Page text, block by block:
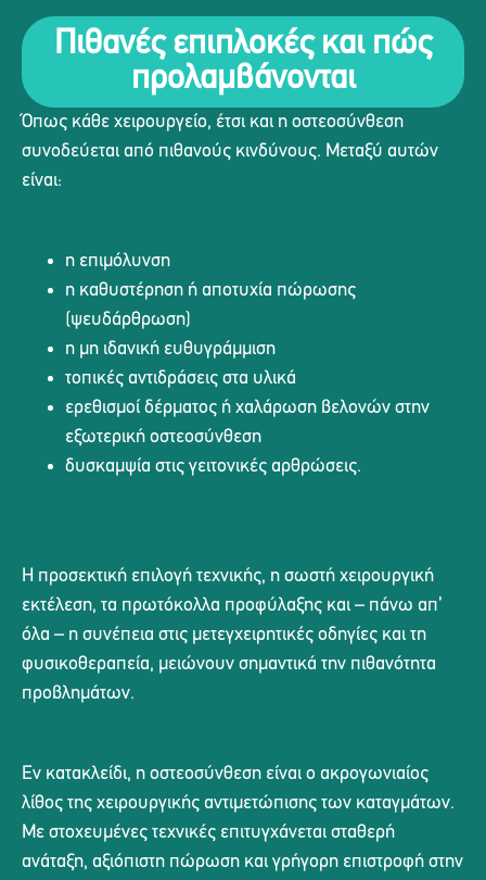
Πιθανές επιπλοκές και πώς
προλαμβάνονται
Όπως κάθε χειρουργείο, έτσι και η οστεοσύνθεση
συνοδεύεται από πιθανούς κινδύνους. Μεταξύ αυτών
είναι:
η επιμόλυνση
η καθυστέρηση ή αποτυχία πώρωσης
(ψευδάρθρωση)
η μη ιδανική ευθυγράμμιση
τοπικές αντιδράσεις στα υλικά
ερεθισμοί δέρματος ή χαλάρωση βελονών στην
εξωτερική οστεοσύνθεση
δυσκαμψία στις γειτονικές αρθρώσεις.
Η προσεκτική επιλογή τεχνικής, η σωστή χειρουργική
εκτέλεση, τα πρωτόκολλα προφύλαξης και – πάνω απ’
όλα – η συνέπεια στις μετεγχειρητικές οδηγίες και τη
φυσικοθεραπεία, μειώνουν σημαντικά την πιθανότητα
προβλημάτων.
Εν κατακλείδι, η οστεοσύνθεση είναι ο ακρογωνιαίος
λίθος της χειρουργικής αντιμετώπισης των καταγμάτων.
Με στοχευμένες τεχνικές επιτυγχάνεται σταθερή
ανάταξη, αξιόπιστη πώρωση και γρήγορη επιστροφή στην